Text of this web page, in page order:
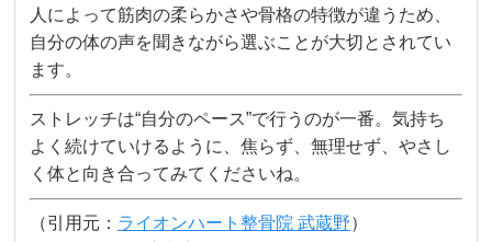
人によって筋肉の柔らかさや骨格の特徴が違うため、
自分の体の声を聞きながら選ぶことが大切とされてい
ます。
ストレッチは“自分のペース”で行うのが一番。気持ち
よく続けていけるように、焦らず、無理せず、やさし
く体と向き合ってみてくださいね。
（引用元： ライオンハート整骨院 武蔵野）